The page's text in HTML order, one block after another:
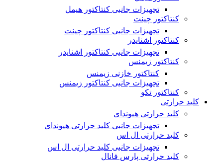
تجهیزات جانبی کنتاکتور هیمل
کنتاکتور چینت
تجهیزات جانبی کنتاکتور چینت
کنتاکتور اشنایدر
تجهیزات جانبی کنتاکتور اشنایدر
کنتاکتور زیمنس
کنتاکتور خازنی زیمنس
تجهیزات جانبی کنتاکتور زیمنس
کنتاکتور تکو
کلید حرارتی
کلید حرارتی هیوندای
تجهیزات جانبی کلید حرارتی هیوندای
کلید حرارتی ال اس
تجهیزات جانبی کلید حرارتی ال اس
کلید حرارتی پارس فانال